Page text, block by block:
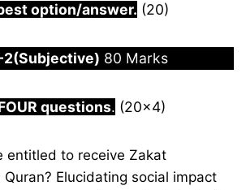
option/answer. (20)
2(Subjective) 80 Marks
questions. (20×4)
entitled to receive Zakat
Elucidating social impact